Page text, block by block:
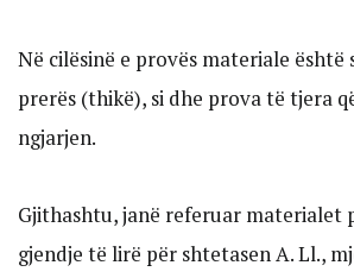
Në cilësinë e provës materiale
prerës (thikë), si dhe prova të tjera
ngjarjen.
Gjithashtu, janë referuar materialet
gjendje të lirë për shtetasen A. Ll.,